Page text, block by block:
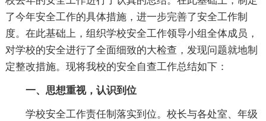
了今年安全工作的具体措施，进一步完善了安全工作制
度。在此基础上，组织学校安全工作领导小组全体成员，
对学校的安全进行了全面细致的大检查，发现问题就地制
定整改措施。现将我校的安全自查工作总结如下：
一、思想重视，认识到位
学校安全工作责任制落实到位。校长与各处室、年级